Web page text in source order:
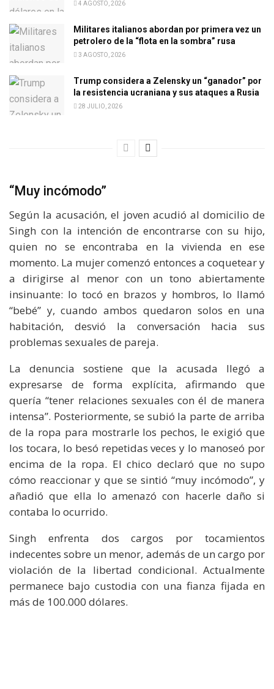
4 AGOSTO, 2026
Militares italianos abordan por primera vez un
petrolero de la “flota en la sombra” rusa
3 AGOSTO, 2026
Trump considera a Zelensky un “ganador” por
la resistencia ucraniana y sus ataques a Rusia
28 JULIO, 2026
“Muy incómodo”
Según la acusación, el joven acudió al domicilio de
Singh con la intención de encontrarse con su hijo,
quien no se encontraba en la vivienda en ese
momento. La mujer comenzó entonces a coquetear y
a dirigirse al menor con un tono abiertamente
insinuante: lo tocó en brazos y hombros, lo llamó
“bebé” y, cuando ambos quedaron solos en una
habitación, desvió la conversación hacia sus
problemas sexuales de pareja.
La denuncia sostiene que la acusada llegó a
expresarse de forma explícita, afirmando que
quería “tener relaciones sexuales con él de manera
intensa”. Posteriormente, se subió la parte de arriba
de la ropa para mostrarle los pechos, le exigió que
los tocara, lo besó repetidas veces y lo manoseó por
encima de la ropa. El chico declaró que no supo
cómo reaccionar y que se sintió “muy incómodo”, y
añadió que ella lo amenazó con hacerle daño si
contaba lo ocurrido.
Singh enfrenta dos cargos por tocamientos
indecentes sobre un menor, además de un cargo por
violación de la libertad condicional. Actualmente
permanece bajo custodia con una fianza fijada en
más de 100.000 dólares.